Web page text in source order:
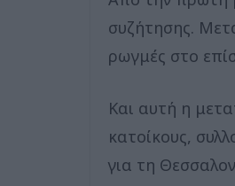
συζήτησης.
ρωγμές στο
Και αυτή η
κατοίκους,
για τη